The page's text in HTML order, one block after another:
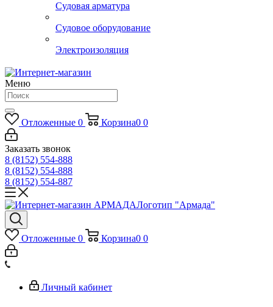
Судовая арматура
Судовое оборудование
Электроизоляция
Меню
Отложенные 0 Корзина0 0
Заказать звонок
8 (8152) 554-888
8 (8152) 554-888
8 (8152) 554-887
Логотип "Армада"
Отложенные 0 Корзина0 0
Личный кабинет